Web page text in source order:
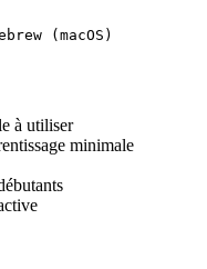
(macOS)
à utiliser
minimale